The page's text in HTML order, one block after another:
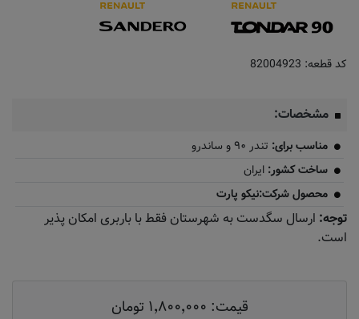
کد قطعه: 82004923
مشخصات:
مناسب برای: تندر ۹۰ و ساندرو
ساخت کشور: ایران
محصول شرکت:نیکو پارت
توجه: ارسال سگدست به شهرستان فقط با باربری امکان پذیر
است.
قیمت: ۱٬۸۰۰٬۰۰۰ تومان